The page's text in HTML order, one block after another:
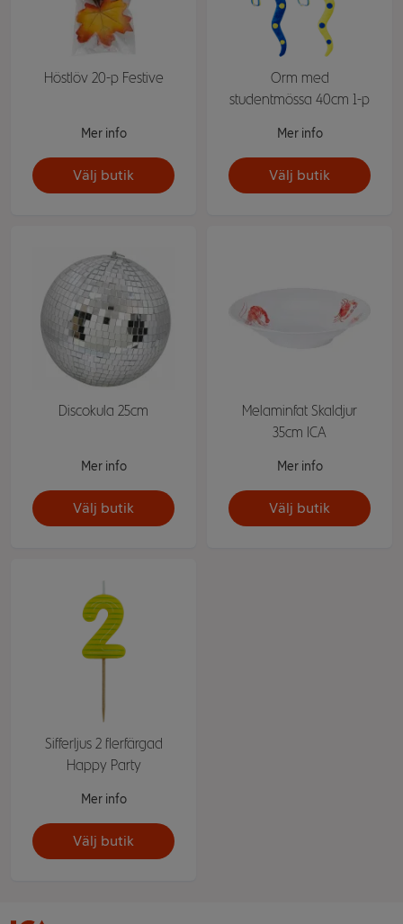
Höstlöv 20-p Festive
Mer info
Välj butik
Orm med
studentmössa 40cm 1-p
Mer info
Välj butik
Discokula 25cm
Mer info
Välj butik
Melaminfat Skaldjur
35cm ICA
Mer info
Välj butik
Sifferljus 2 flerfärgad
Happy Party
Mer info
Välj butik